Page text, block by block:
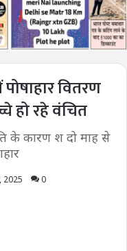
वितरण
हो रहे वंचित
के कारण श दो माह से
2025
0